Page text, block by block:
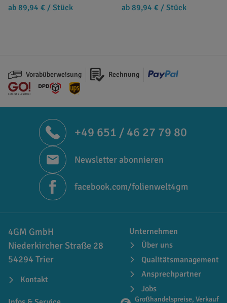
ab 89,94 € / Stück
ab 89,94 € / Stück
Vorabüberweisung Rechnung
+49 651 / 46 27 79 80
Newsletter abonnieren
facebook.com/folienwelt4gm
4GM GmbH
Niederkircher Straße 28
54294 Trier
Kontakt
Unternehmen
Über uns
Qualitätsmanagement
Ansprechpartner
Jobs
Großhandelspreise, Verkauf